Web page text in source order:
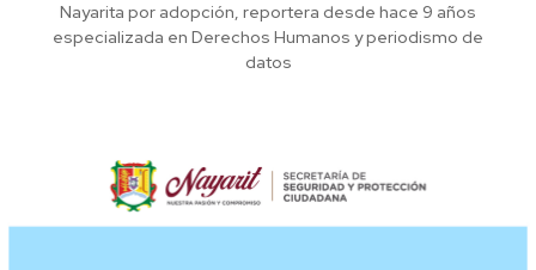
Nayarita por adopción, reportera desde hace 9 años
especializada en Derechos Humanos y periodismo de
datos